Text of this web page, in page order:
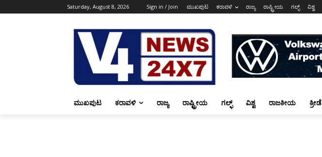
Saturday, August 8, 2026 Sign in / Join ಮುಖಪುಟ ಕರಾವಳಿ ರಾಜ್ಯ ರಾಷ್ಟ್ರೀಯ ಗಲ್ಫ್ ವಿಶ್ವ
ಮುಖಪುಟ ಕರಾವಳಿ ರಾಜ್ಯ ರಾಷ್ಟ್ರೀಯ ಗಲ್ಫ್ ವಿಶ್ವ ರಾಜಕೀಯ ಕ್ರೀಡೆ